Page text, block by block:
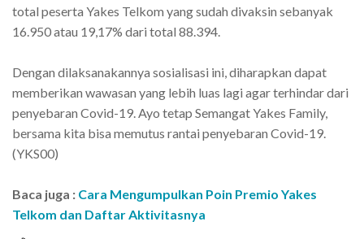
total peserta Yakes Telkom yang sudah divaksin sebanyak
16.950 atau 19,17% dari total 88.394.
Dengan dilaksanakannya sosialisasi ini, diharapkan dapat
memberikan wawasan yang lebih luas lagi agar terhindar dari
penyebaran Covid-19. Ayo tetap Semangat Yakes Family,
bersama kita bisa memutus rantai penyebaran Covid-19.
(YKS00)
Baca juga : Cara Mengumpulkan Poin Premio Yakes
Telkom dan Daftar Aktivitasnya